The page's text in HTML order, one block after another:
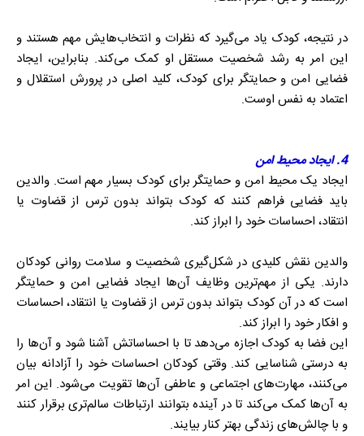
در نتیجه، کودک یاد می‌گیرد که نظرات و انتخاب‌هایش مهم هستند و
این امر به رشد شخصیت مستقل او کمک می‌کند. بنابراین، ایجاد
فضایی امن و حمایتگر برای کودک، کلید اصلی در پرورش استقلال و
اعتماد به نفس اوست.
4. ایجاد محیط امن
ایجاد یک محیط امن و حمایتگر برای کودک بسیار مهم است. والدین
باید فضایی فراهم کنند که کودک بتواند بدون ترس از قضاوت یا
انتقاد، احساسات خود را ابراز کند.
والدین نقش کلیدی در شکل‌گیری شخصیت و سلامت روانی کودکان
دارند. یکی از مهم‌ترین وظایف آن‌ها ایجاد فضایی امن و حمایتگر
است که در آن کودک بتواند بدون ترس از قضاوت یا انتقاد، احساسات
و افکار خود را ابراز کند.
این فضا به کودک اجازه می‌دهد تا با احساساتش آشنا شود و آن‌ها را
به درستی شناسایی کند. وقتی کودکان احساسات خود را آزادانه بیان
می‌کنند، مهارت‌های اجتماعی و عاطفی آن‌ها تقویت می‌شود. این امر
به آن‌ها کمک می‌کند تا در آینده بتوانند ارتباطات سالم‌تری برقرار کنند
و با چالش‌های زندگی بهتر کنار بیایند.